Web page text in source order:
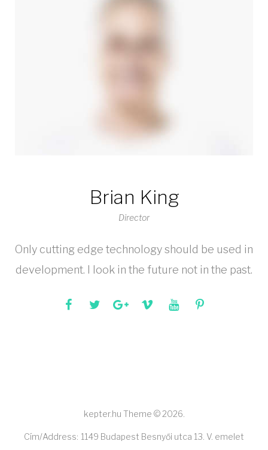
Brian King
Director
Only cutting edge technology should be used in
development. I look in the future not in the past.
kepter.hu Theme © 2026.
Cím/Address: 1149 Budapest Besnyői utca 13. V. emelet